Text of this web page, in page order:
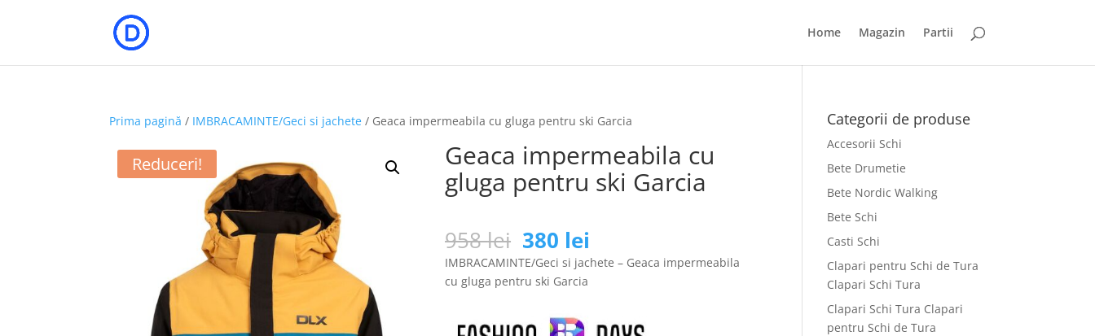
Home Magazin Partii
Prima pagină / IMBRACAMINTE/Geci si jachete / Geaca impermeabila cu gluga pentru ski Garcia
Reduceri!
Geaca impermeabila cu
gluga pentru ski Garcia
958lei Prețul
inițial
a
fost:
958 lei.
380 lei
curent
este:
IMBRACAMINTE/Geci si jachete – Geaca impermeabila
cu gluga pentru ski Garcia
Categorii de produse
Accesorii Schi
Bete Drumetie
Bete Nordic Walking
Bete Schi
Casti Schi
Clapari pentru Schi de Tura
Clapari Schi Tura
Clapari Schi Tura Clapari
pentru Schi de Tura